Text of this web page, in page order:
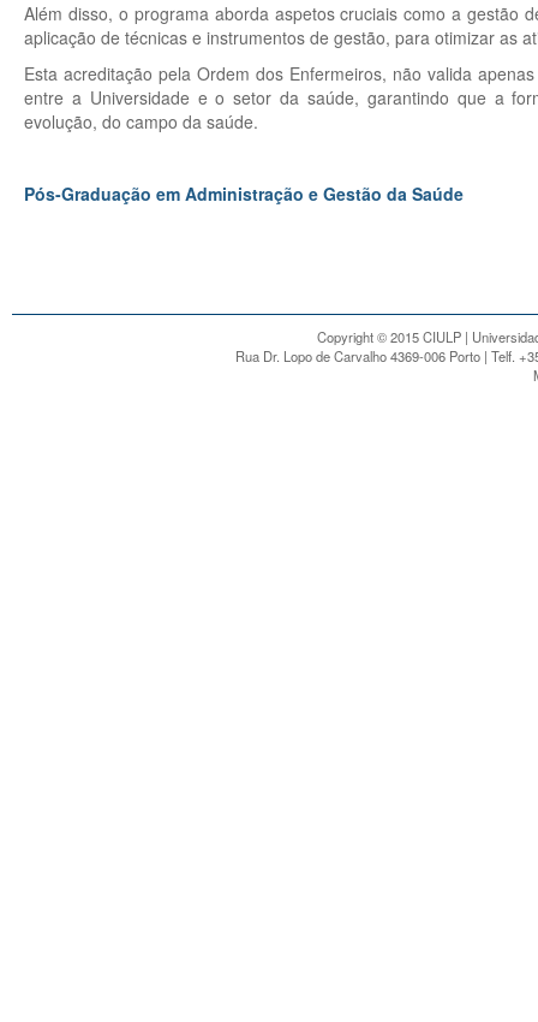
Além disso, o programa aborda aspetos cruciais como a gestão
aplicação de técnicas e instrumentos de gestão, para otimizar as
Esta acreditação pela Ordem dos Enfermeiros, não valida
entre a Universidade e o setor da saúde, garantindo que a
evolução, do campo da saúde.
Pós-Graduação em Administração e Gestão da Saúde
Copyright © 2015 CIULP |
Rua Dr. Lopo de Carvalho 4369-006 Porto | Telf.